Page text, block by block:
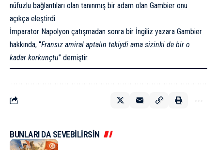
nüfuzlu bağlantıları olan tanınmış bir adam olan Gambier onu
açıkça eleştirdi.
İmparator Napolyon çatışmadan sonra bir İngiliz yazara Gambier
hakkında, “Fransız amiral aptalın tekiydi ama sizinki de bir o
kadar korkunçtu” demiştir.
BUNLARI DA SEVEBİLİRSİN
KÜLTÜR